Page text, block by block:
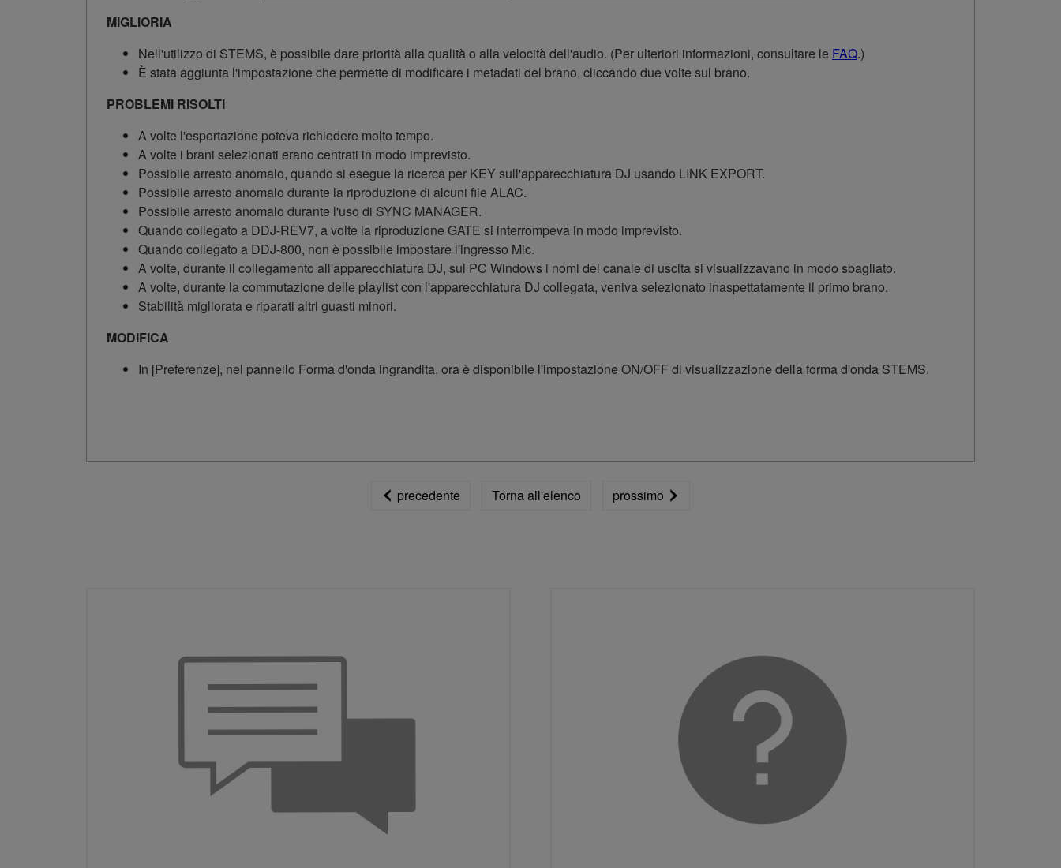
MIGLIORIA
Nell'utilizzo di STEMS, è possibile dare priorità alla qualità o alla velocità dell'audio. (Per ulteriori informazioni, consultare le FAQ.)
È stata aggiunta l'impostazione che permette di modificare i metadati del brano, cliccando due volte sul brano.
PROBLEMI RISOLTI
A volte l'esportazione poteva richiedere molto tempo.
A volte i brani selezionati erano centrati in modo imprevisto.
Possibile arresto anomalo, quando si esegue la ricerca per KEY sull'apparecchiatura DJ usando LINK EXPORT.
Possibile arresto anomalo durante la riproduzione di alcuni file ALAC.
Possibile arresto anomalo durante l'uso di SYNC MANAGER.
Quando collegato a DDJ-REV7, a volte la riproduzione GATE si interrompeva in modo imprevisto.
Quando collegato a DDJ-800, non è possibile impostare l'ingresso Mic.
A volte, durante il collegamento all'apparecchiatura DJ, sul PC Windows i nomi del canale di uscita si visualizzavano in modo sbagliato.
A volte, durante la commutazione delle playlist con l'apparecchiatura DJ collegata, veniva selezionato inaspettatamente il primo brano.
Stabilità migliorata e riparati altri guasti minori.
MODIFICA
In [Preferenze], nel pannello Forma d'onda ingrandita, ora è disponibile l'impostazione ON/OFF di visualizzazione della forma d'onda STEMS.
precedente Torna all'elenco prossimo